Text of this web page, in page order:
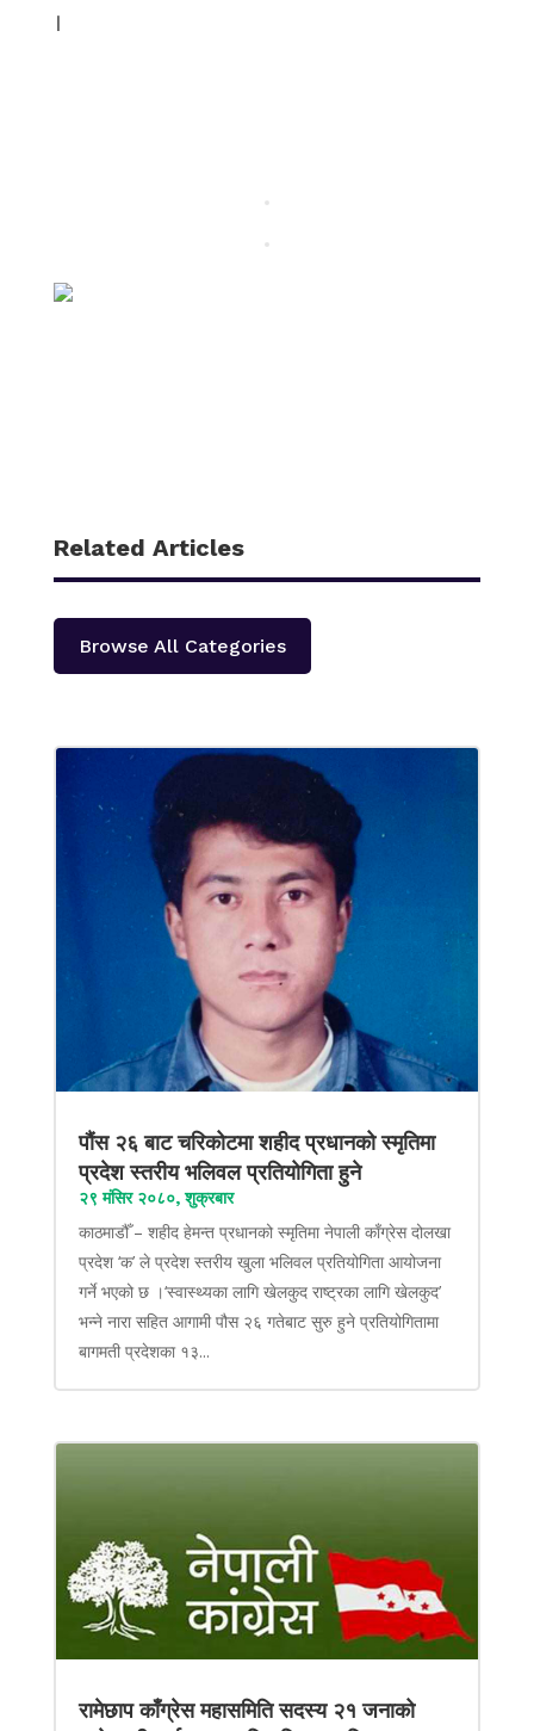
।
Related Articles
Browse All Categories
पौंस २६ बाट चरिकोटमा शहीद प्रधानको स्मृतिमा
प्रदेश स्तरीय भलिवल प्रतियोगिता हुने
२९ मंसिर २०८०, शुक्रबार
काठमाडौँ – शहीद हेमन्त प्रधानको स्मृतिमा नेपाली काँग्रेस दोलखा
प्रदेश ‘क’ ले प्रदेश स्तरीय खुला भलिवल प्रतियोगिता आयोजना
गर्ने भएको छ ।‘स्वास्थ्यका लागि खेलकुद राष्ट्रका लागि खेलकुद’
भन्ने नारा सहित आगामी पौस २६ गतेबाट सुरु हुने प्रतियोगितामा
बागमती प्रदेशका १३...
रामेछाप काँग्रेस महासमिति सदस्य २१ जनाको